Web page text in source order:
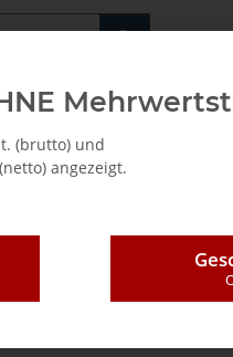
(brutto) und
angezeigt.